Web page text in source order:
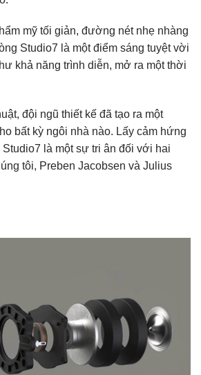
mỹ tối giản, đường nét nhẹ nhàng
Studio7 là một điểm sáng tuyệt vời
khả năng trình diễn, mở ra một thời
đội ngũ thiết kế đã tạo ra một
bất kỳ ngôi nhà nào. Lấy cảm hứng
là một sự tri ân đối với hai
tôi, Preben Jacobsen và Julius